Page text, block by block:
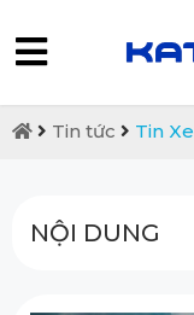
Tin tức Tin Xe
NỘI DUNG